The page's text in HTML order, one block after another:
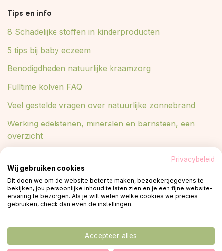
Tips en info
8 Schadelijke stoffen in kinderproducten
5 tips bij baby eczeem
Benodigdheden natuurlijke kraamzorg
Fulltime kolven FAQ
Veel gestelde vragen over natuurlijke zonnebrand
Werking edelstenen, mineralen en barnsteen, een
overzicht
Blog
Privacybeleid
Wij gebruiken cookies
Dit doen we om de website beter te maken, bezoekergegevens te
bekijken, jou persoonlijke inhoud te laten zien en je een fijne website-
ervaring te bezorgen. Als je wilt weten welke cookies we precies
gebruiken, check dan even de instellingen.
Accepteer alles